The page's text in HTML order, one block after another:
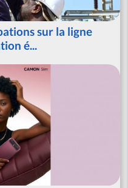
sur la ligne
é...